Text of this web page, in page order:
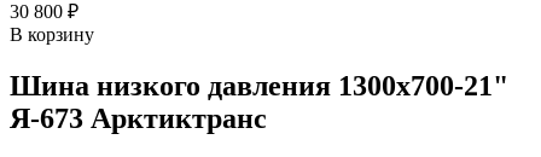
30 800 ₽
В корзину
Шина низкого давления 1300х700-21"
Я-673 Арктиктранс